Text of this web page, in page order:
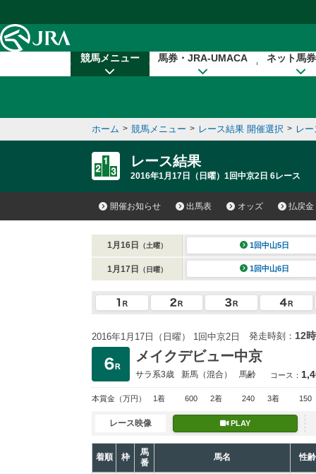
競馬メニュー 馬券・JRA-UMACA ネット馬
ホーム > 競馬メニュー > レース結果 開催選択 > レ
レース結果
2016年1月17日（日曜）1回中京2日 6レース
開催お知らせ 出馬表 オッズ 払戻金
1月16日 （土曜） 1回中山5日
1月17日 （日曜） 1回中山6日
2016年1月17日（日曜） 1回中京2日 発走時刻： 12
メイクデビュー中京
サラ系3歳 新馬 （混合） 馬齢 コース：
本賞金 （万円） 1着 600 2着 240 3着 150
レース映像 PLAY
着順 枠
馬
番
馬名 性齢